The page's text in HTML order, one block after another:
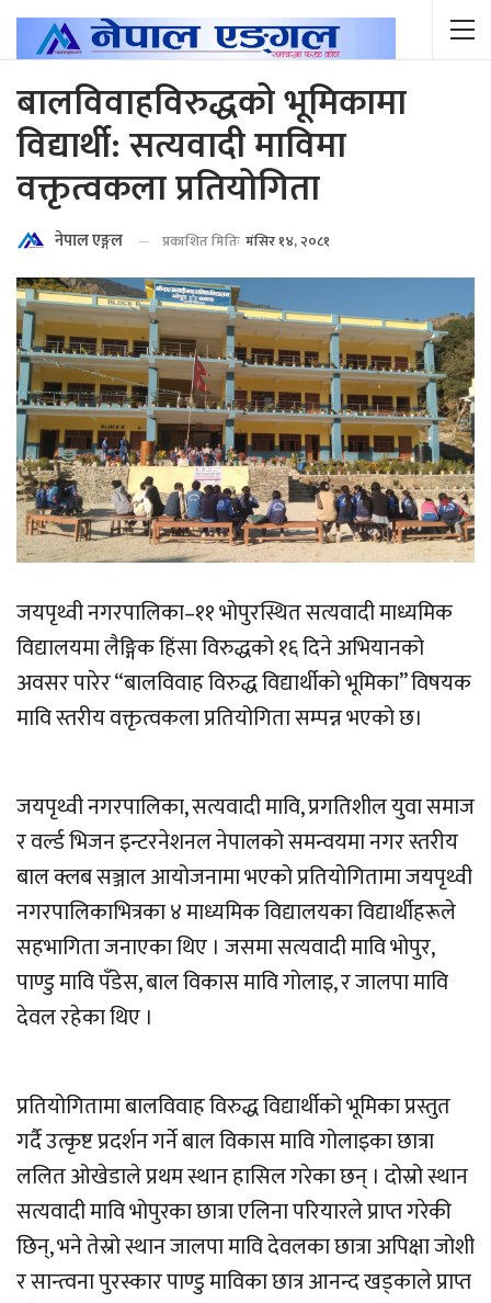
बालविवाहविरुद्धको भूमिकामा
विद्यार्थी: सत्यवादी माविमा
वक्तृत्वकला प्रतियोगिता
नेपाल एङ्गल प्रकाशित मितिः मंसिर १४, २०८१
जयपृथ्वी नगरपालिका–११ भोपुरस्थित सत्यवादी माध्यमिक
विद्यालयमा लैङ्गिक हिंसा विरुद्धको १६ दिने अभियानको
अवसर पारेर “बालविवाह विरुद्ध विद्यार्थीको भूमिका” विषयक
मावि स्तरीय वक्तृत्वकला प्रतियोगिता सम्पन्न भएको छ।
जयपृथ्वी नगरपालिका, सत्यवादी मावि, प्रगतिशील युवा समाज
र वर्ल्ड भिजन इन्टरनेशनल नेपालको समन्वयमा नगर स्तरीय
बाल क्लब सञ्जाल आयोजनामा भएको प्रतियोगितामा जयपृथ्वी
नगरपालिकाभित्रका ४ माध्यमिक विद्यालयका विद्यार्थीहरूले
सहभागिता जनाएका थिए । जसमा सत्यवादी मावि भोपुर,
पाण्डु मावि पँडेस, बाल विकास मावि गोलाइ, र जालपा मावि
देवल रहेका थिए ।
प्रतियोगितामा बालविवाह विरुद्ध विद्यार्थीको भूमिका प्रस्तुत
गर्दै उत्कृष्ट प्रदर्शन गर्ने बाल विकास मावि गोलाइका छात्रा
ललित ओखेडाले प्रथम स्थान हासिल गरेका छन् । दोस्रो स्थान
सत्यवादी मावि भोपुरका छात्रा एलिना परियारले प्राप्त गरेकी
छिन्, भने तेस्रो स्थान जालपा मावि देवलका छात्रा अपिक्षा जोशी
र सान्त्वना पुरस्कार पाण्डु माविका छात्र आनन्द खड्काले प्राप्त